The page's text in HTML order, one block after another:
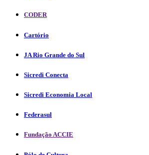
CODER
Cartório
JA Rio Grande do Sul
Sicredi Conecta
Sicredi Economia Local
Federasul
Fundação ACCIE